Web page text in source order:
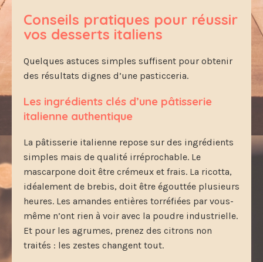
Conseils pratiques pour réussir
vos desserts italiens
Quelques astuces simples suffisent pour obtenir
des résultats dignes d’une pasticceria.
Les ingrédients clés d’une pâtisserie
italienne authentique
La pâtisserie italienne repose sur des ingrédients
simples mais de qualité irréprochable. Le
mascarpone doit être crémeux et frais. La ricotta,
idéalement de brebis, doit être égouttée plusieurs
heures. Les amandes entières torréfiées par vous-
même n’ont rien à voir avec la poudre industrielle.
Et pour les agrumes, prenez des citrons non
traités : les zestes changent tout.